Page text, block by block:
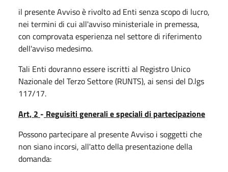
il presente Avviso è rivolto ad Enti senza scopo di lucro,
nei termini di cui all'avviso ministeriale in premessa,
con comprovata esperienza nel settore di riferimento
dell'avviso medesimo.
Tali Enti dovranno essere iscritti al Registro Unico
Nazionale del Terzo Settore (RUNTS), ai sensi del D.lgs
117/17.
Art, 2 - Reguisiti generalie speciali di partecipazione
Possono partecipare al presente Avviso i soggetti che
non siano incorsi, all'atto della presentazione della
domanda: